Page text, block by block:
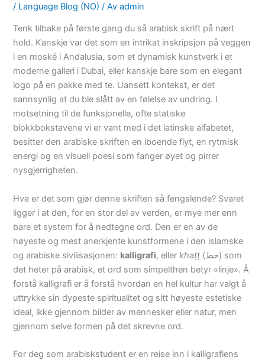
/ Language Blog (NO) / Av admin
Tenk tilbake på første gang du så arabisk skrift på nært
hold. Kanskje var det som en intrikat inskripsjon på veggen
i en moské i Andalusia, som et dynamisk kunstverk i et
moderne galleri i Dubai, eller kanskje bare som en elegant
logo på en pakke med te. Uansett kontekst, er det
sannsynlig at du ble slått av en følelse av undring. I
motsetning til de funksjonelle, ofte statiske
blokkbokstavene vi er vant med i det latinske alfabetet,
besitter den arabiske skriften en iboende flyt, en rytmisk
energi og en visuell poesi som fanger øyet og pirrer
nysgjerrigheten.
Hva er det som gjør denne skriften så fengslende? Svaret
ligger i at den, for en stor del av verden, er mye mer enn
bare et system for å nedtegne ord. Den er en av de
høyeste og mest anerkjente kunstformene i den islamske
og arabiske sivilisasjonen: kalligrafi, ellerkhaṭṭ (خط) som
det heter på arabisk, et ord som simpelthen betyr «linje». Å
forstå kalligrafi er å forstå hvordan en hel kultur har valgt å
uttrykke sin dypeste spiritualitet og sitt høyeste estetiske
ideal, ikke gjennom bilder av mennesker eller natur, men
gjennom selve formen på det skrevne ord.
For deg som arabiskstudent er en reise inn i kalligrafiens